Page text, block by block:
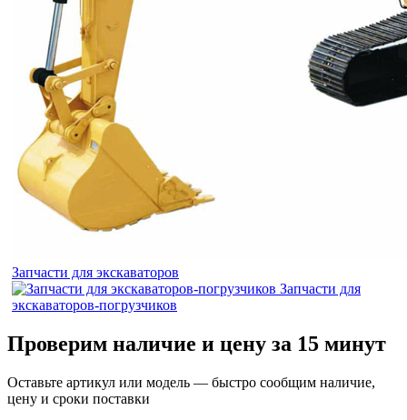
Запчасти для экскаваторов
Запчасти для
экскаваторов-погрузчиков
Проверим наличие и цену за 15 минут
Оставьте артикул или модель — быстро сообщим наличие,
цену и сроки поставки